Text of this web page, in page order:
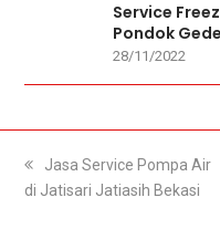
Service
Pondok
28/11/2022
previous
post:
Jasa Service Pompa Air
di Jatisari Jatiasih Bekasi